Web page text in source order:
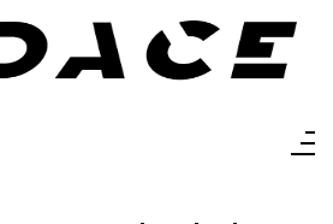
Lodace